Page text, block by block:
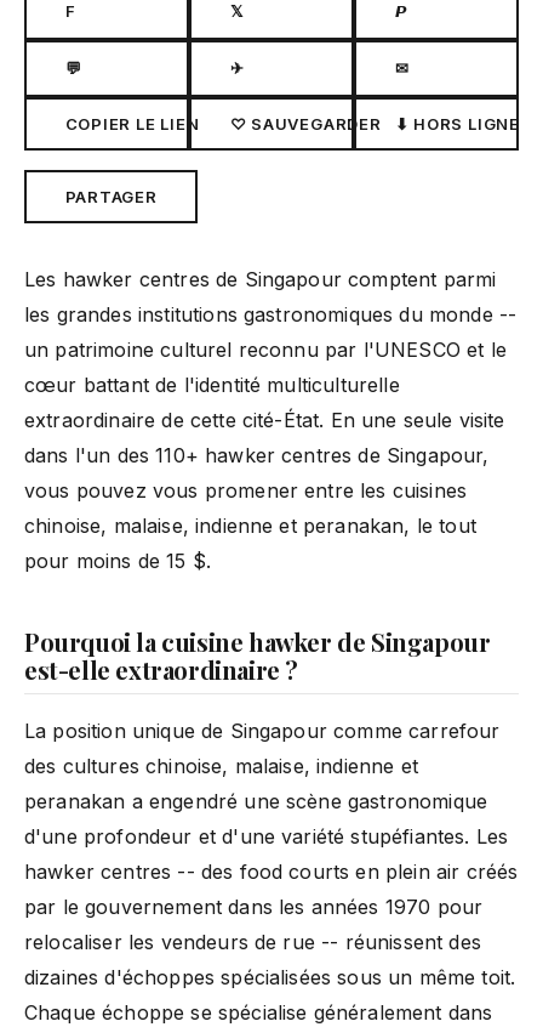
F 𝕏 𝙋
💬 ✈ ✉
COPIER LE LIEN ♡ SAUVEGARDER ⬇ HORS LIGNE
PARTAGER
Les hawker centres de Singapour comptent parmi
les grandes institutions gastronomiques du monde --
un patrimoine culturel reconnu par l'UNESCO et le
cœur battant de l'identité multiculturelle
extraordinaire de cette cité-État. En une seule visite
dans l'un des 110+ hawker centres de Singapour,
vous pouvez vous promener entre les cuisines
chinoise, malaise, indienne et peranakan, le tout
pour moins de 15 $.
Pourquoi la cuisine hawker de Singapour
est-elle extraordinaire ?
La position unique de Singapour comme carrefour
des cultures chinoise, malaise, indienne et
peranakan a engendré une scène gastronomique
d'une profondeur et d'une variété stupéfiantes. Les
hawker centres -- des food courts en plein air créés
par le gouvernement dans les années 1970 pour
relocaliser les vendeurs de rue -- réunissent des
dizaines d'échoppes spécialisées sous un même toit.
Chaque échoppe se spécialise généralement dans